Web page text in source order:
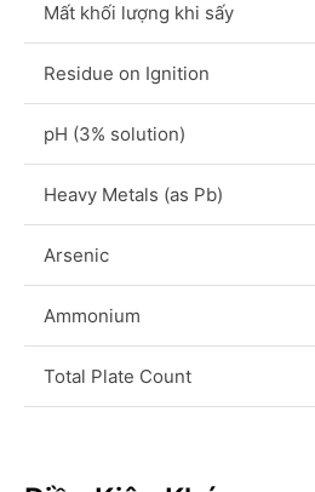
Mất khối lượng khi sấy
Residue on Ignition
pH (3% solution)
Heavy Metals (as Pb)
Arsenic
Ammonium
Total Plate Count